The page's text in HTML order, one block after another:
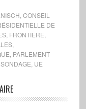
CONSEIL
DE
, FRONTIÈRE
,
PARLEMENT
SONDAGE UE